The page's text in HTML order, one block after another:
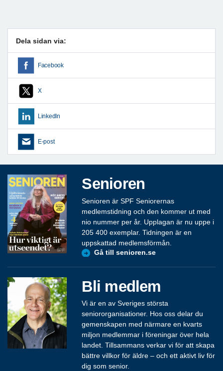
Dela sidan via:
Facebook
X
LinkedIn
E-post
Senioren
Senioren är SPF Seniorernas
medlemstidning och den kommer ut med
nio nummer per år. Upplagan är nu uppe i
205 400 exemplar. Tidningen är en
uppskattad medlemsförmån.
Gå till senioren.se
Bli medlem
Vi är en av Sveriges största
seniororganisationer. Hos oss delar du
gemenskapen med närmare en kvarts
miljon medlemmar i föreningar över hela
landet. Tillsammans verkar vi för att skapa
bättre villkor för äldre – och ett aktivt liv för
dig som senior.